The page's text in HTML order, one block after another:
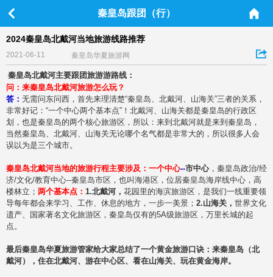
秦皇岛跟团（行）
2024秦皇岛北戴河当地旅游线路推荐
2021-06-11 秦皇岛华夏旅游网
秦皇岛北戴河主要跟团旅游游路线：
问：来秦皇岛北戴河旅游怎么玩？
答： 无需问东问西，首先来理清楚“秦皇岛、北戴河、山海关”三者的关系，
非常好记：“一个中心两个基本点”！北戴河、山海关都是秦皇岛的行政区
划，也是秦皇岛的两个核心旅游区，所以：来到北戴河就是来到秦皇岛，
当然秦皇岛、北戴河、山海关无论哪个名气都是非常大的，所以很多人会
误以为是三个城市。
秦皇岛北戴河当地的旅游行程主要涉及： 一个中心--市中心，秦皇岛政治/经
济/文化/教育中心--秦皇岛市区，也叫海港区，位居秦皇岛海岸线中心，高
楼林立； 两个基本点： 1.北戴河， 花园里的海滨旅游区，是我们一线重要领
导每年都会来学习、工作、休息的地方，一步一美景； 2.山海关， 世界文化
遗产、国家著名文化旅游区，秦皇岛仅有的5A级旅游区，万里长城的起
点。
最后秦皇岛华夏旅游管家给大家总结了一个黄金旅游口诀：来秦皇岛（北
戴河），住在北戴河、游在中心区、看在山海关、玩在黄金海岸。